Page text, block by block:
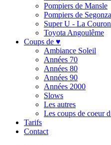
Pompiers de Mansle
Pompiers de
Super U - La
Toyota Angoulême
Coups de ♥
Ambiance Soleil
Années 70
Années 80
Années 90
Années 2000
Slows
Les autres
Les coups de coeur
Tarifs
Contact